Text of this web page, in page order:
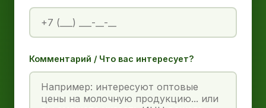
Комментарий / Что вас интересует?